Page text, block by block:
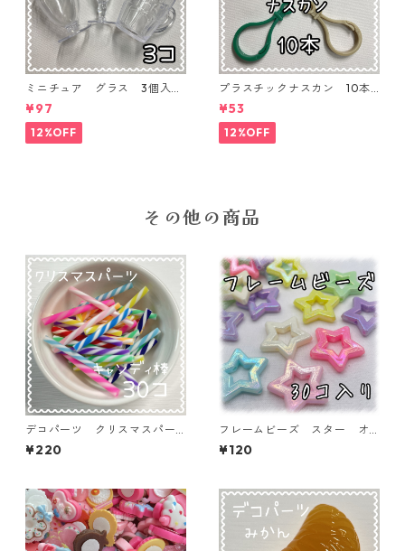
ミニチュア グラス 3個入り
【MNT-GLS-3P-01】
¥97
12%OFF
プラスチックナスカン 10本
入り【PK-10】
¥53
12%OFF
その他の商品
デコパーツ クリスマスパー
ツ キャンディ棒 30本入
り 貼り付けパーツ【DP-xma
¥220
フレームビーズ スター オ
ーロラ加工 ミックス 30個
入り【AB‐FU08】
¥120